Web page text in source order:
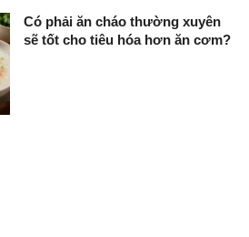
Có phải ăn cháo thường xuyên
sẽ tốt cho tiêu hóa hơn ăn cơm?